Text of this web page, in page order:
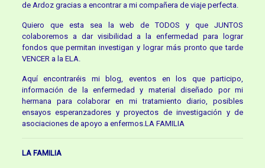
de Ardoz gracias a encontrar a mi compañera de viaje perfecta.
Quiero que esta sea la web de TODOS y que JUNTOS
colaboremos a dar visibilidad a la enfermedad para lograr
fondos que permitan investigan y lograr más pronto que tarde
VENCER a la ELA.
Aquí encontraréis mi blog, eventos en los que participo,
información de la enfermedad y material diseñado por mi
hermana para colaborar en mi tratamiento diario, posibles
ensayos esperanzadores y proyectos de investigación y de
asociaciones de apoyo a enfermos.LA FAMILIA
LA FAMILIA